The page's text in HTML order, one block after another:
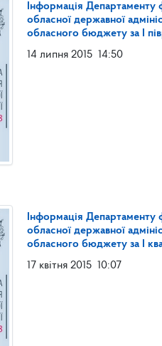
Інформація Департаменту
обласної державної
обласного бюджету за І
14 липня 2015 14:50
Інформація Департаменту
обласної державної
обласного бюджету за І
17 квітня 2015 10:07